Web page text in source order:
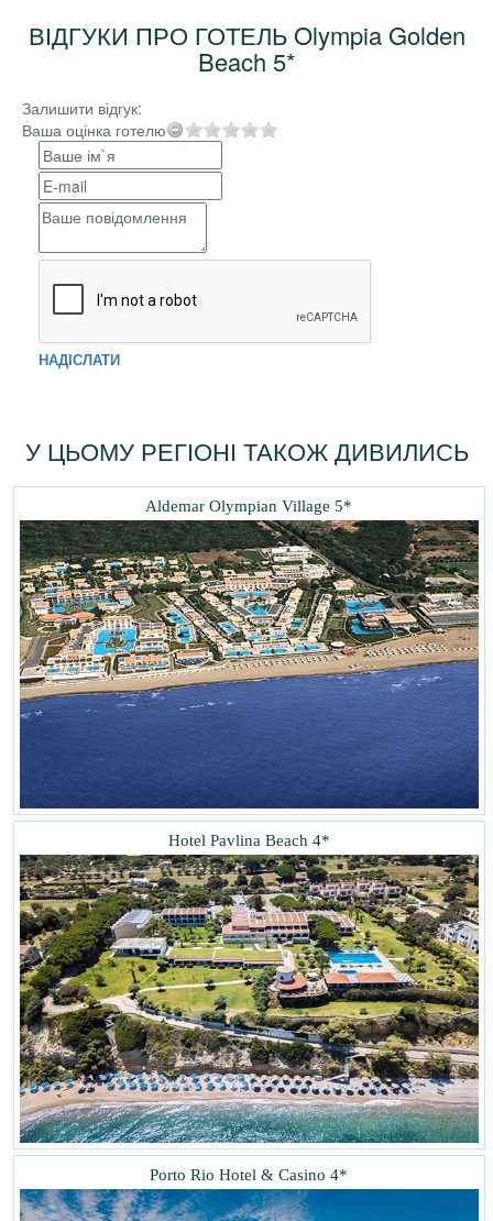
ВІДГУКИ ПРО ГОТЕЛЬ Olympia Golden
Beach 5*
Залишити відгук:
Ваша оцінка готелю
НАДІСЛАТИ
У ЦЬОМУ РЕГІОНІ ТАКОЖ ДИВИЛИСЬ
Aldemar Olympian Village 5*
Hotel Pavlina Beach 4*
Porto Rio Hotel & Casino 4*